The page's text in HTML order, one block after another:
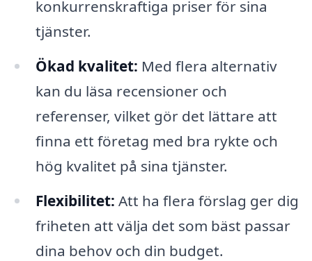
konkurrenskraftiga priser för sina
tjänster.
Ökad kvalitet: Med flera alternativ
kan du läsa recensioner och
referenser, vilket gör det lättare att
finna ett företag med bra rykte och
hög kvalitet på sina tjänster.
Flexibilitet: Att ha flera förslag ger dig
friheten att välja det som bäst passar
dina behov och din budget.